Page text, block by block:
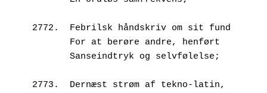
2772.  Febrilsk håndskriv om sit fund
       For at berøre andre, henført
       Sanseindtryk og selvfølelse;
2773.  Dernæst strøm af tekno-latin,